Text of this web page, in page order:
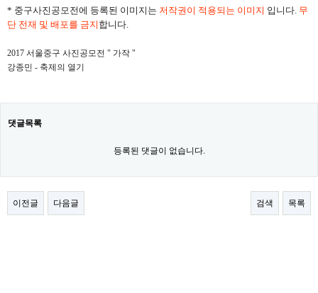
* 중구사진공모전에 등록된 이미지는 저작권이 적용되는 이미지 입니다. 무
단 전재 및 배포를 금지 합니다.
2017 서울중구 사진공모전 " 가작 "
강종민 - 축제의 열기
댓글목록
등록된 댓글이 없습니다.
이전글 다음글 검색 목록